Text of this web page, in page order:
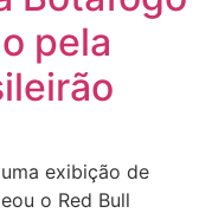
pela
exibição de
o Red Bull